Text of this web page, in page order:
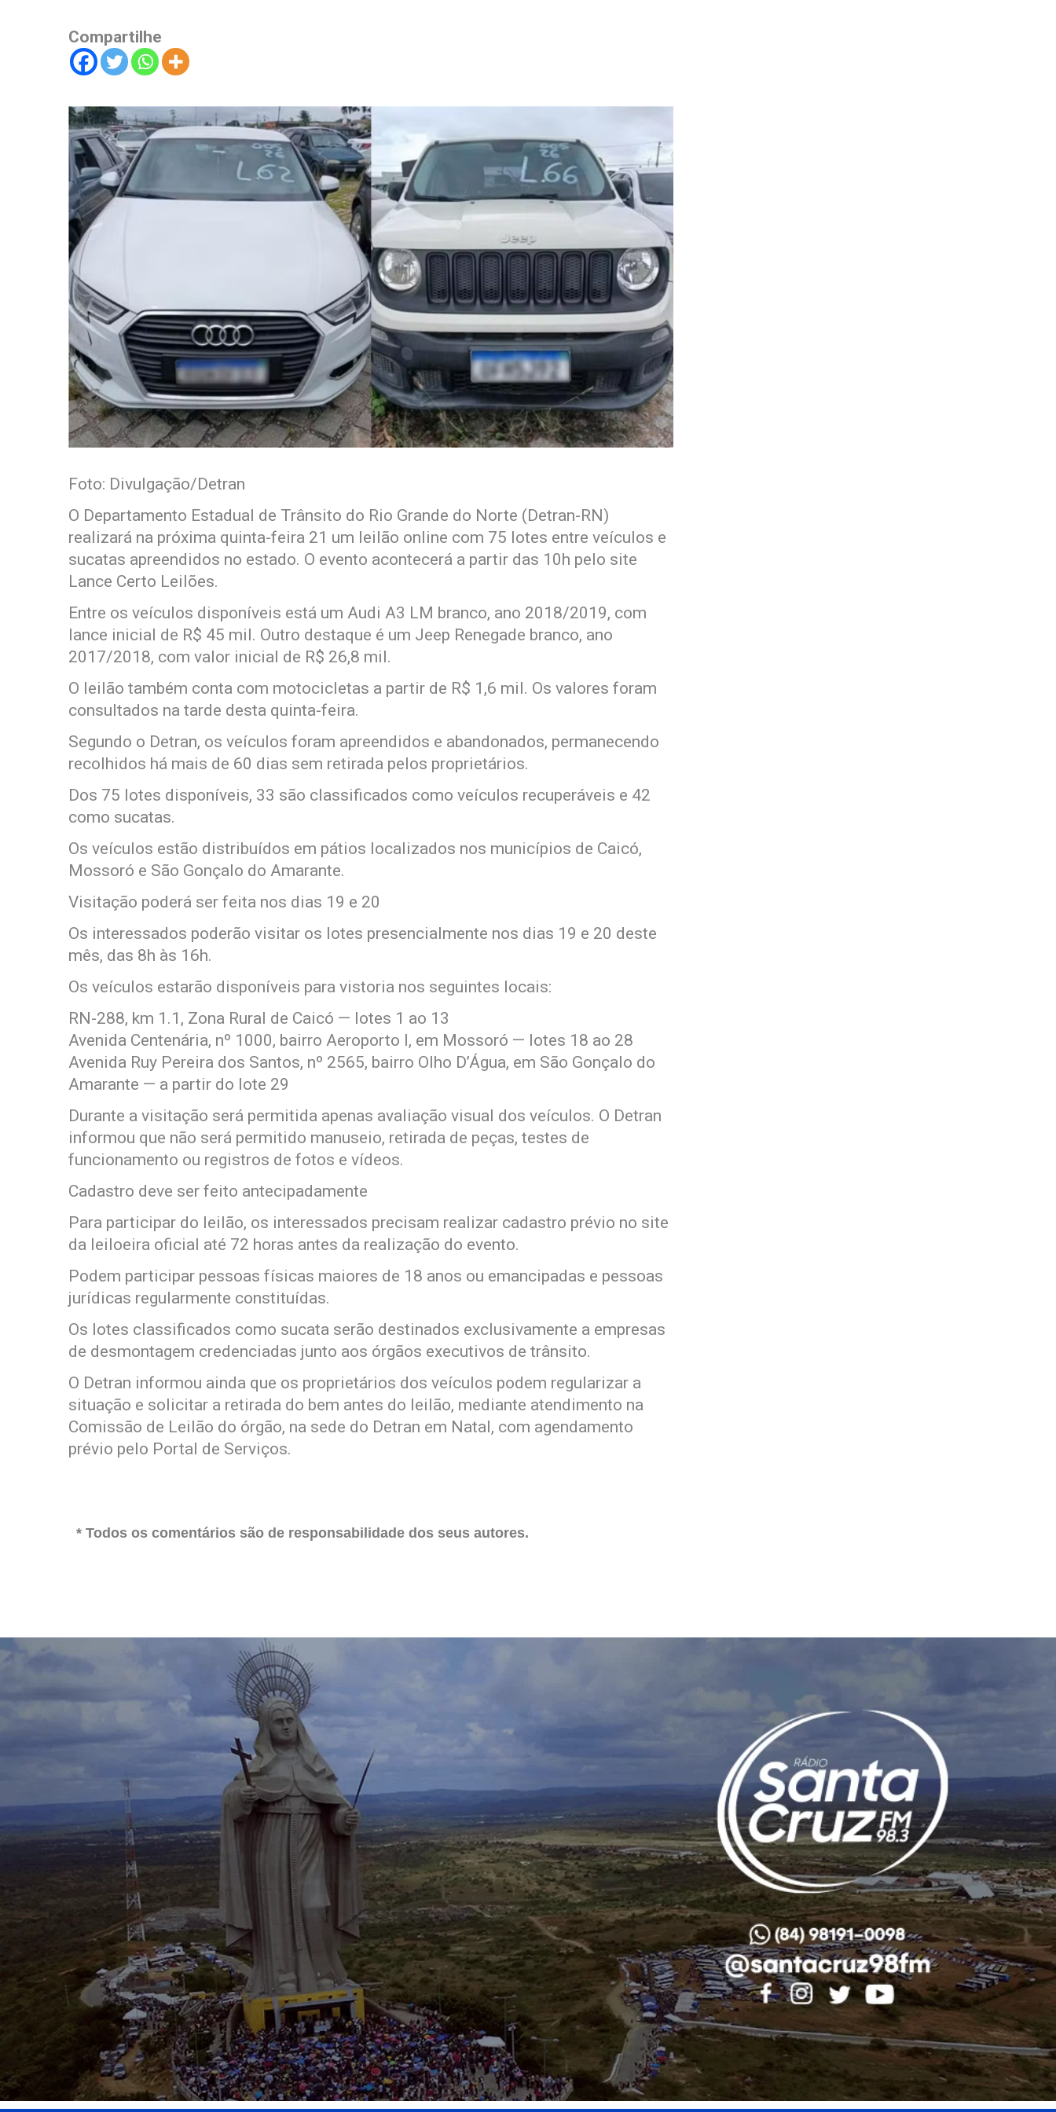
Compartilhe
Foto: Divulgação/Detran
O Departamento Estadual de Trânsito do Rio Grande do Norte (Detran-RN)
realizará na próxima quinta-feira 21 um leilão online com 75 lotes entre veículos e
sucatas apreendidos no estado. O evento acontecerá a partir das 10h pelo site
Lance Certo Leilões.
Entre os veículos disponíveis está um Audi A3 LM branco, ano 2018/2019, com
lance inicial de R$ 45 mil. Outro destaque é um Jeep Renegade branco, ano
2017/2018, com valor inicial de R$ 26,8 mil.
O leilão também conta com motocicletas a partir de R$ 1,6 mil. Os valores foram
consultados na tarde desta quinta-feira.
Segundo o Detran, os veículos foram apreendidos e abandonados, permanecendo
recolhidos há mais de 60 dias sem retirada pelos proprietários.
Dos 75 lotes disponíveis, 33 são classificados como veículos recuperáveis e 42
como sucatas.
Os veículos estão distribuídos em pátios localizados nos municípios de Caicó,
Mossoró e São Gonçalo do Amarante.
Visitação poderá ser feita nos dias 19 e 20
Os interessados poderão visitar os lotes presencialmente nos dias 19 e 20 deste
mês, das 8h às 16h.
Os veículos estarão disponíveis para vistoria nos seguintes locais:
RN-288, km 1.1, Zona Rural de Caicó — lotes 1 ao 13
Avenida Centenária, nº 1000, bairro Aeroporto I, em Mossoró — lotes 18 ao 28
Avenida Ruy Pereira dos Santos, nº 2565, bairro Olho D’Água, em São Gonçalo do
Amarante — a partir do lote 29
Durante a visitação será permitida apenas avaliação visual dos veículos. O Detran
informou que não será permitido manuseio, retirada de peças, testes de
funcionamento ou registros de fotos e vídeos.
Cadastro deve ser feito antecipadamente
Para participar do leilão, os interessados precisam realizar cadastro prévio no site
da leiloeira oficial até 72 horas antes da realização do evento.
Podem participar pessoas físicas maiores de 18 anos ou emancipadas e pessoas
jurídicas regularmente constituídas.
Os lotes classificados como sucata serão destinados exclusivamente a empresas
de desmontagem credenciadas junto aos órgãos executivos de trânsito.
O Detran informou ainda que os proprietários dos veículos podem regularizar a
situação e solicitar a retirada do bem antes do leilão, mediante atendimento na
Comissão de Leilão do órgão, na sede do Detran em Natal, com agendamento
prévio pelo Portal de Serviços.
* Todos os comentários são de responsabilidade dos seus autores.